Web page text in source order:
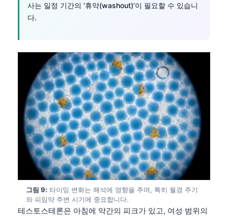
사는 일정 기간의 ‘휴약(washout)’이 필요할 수 있습니
다.
그림 9: 타이밍 변화는 해석에 영향을 주며, 특히 월경 주기
와 피임약 주변 시기에 중요합니다.
테스토스테론은 아침에 약간의 피크가 있고, 여성 범위의
Nederlands
हिन्दी
Bahasa Indonesia
Հայերեն
Íslenska
Српски језик
Svenska
Bosanski
Azərbaycan dili
Eesti
ქართული